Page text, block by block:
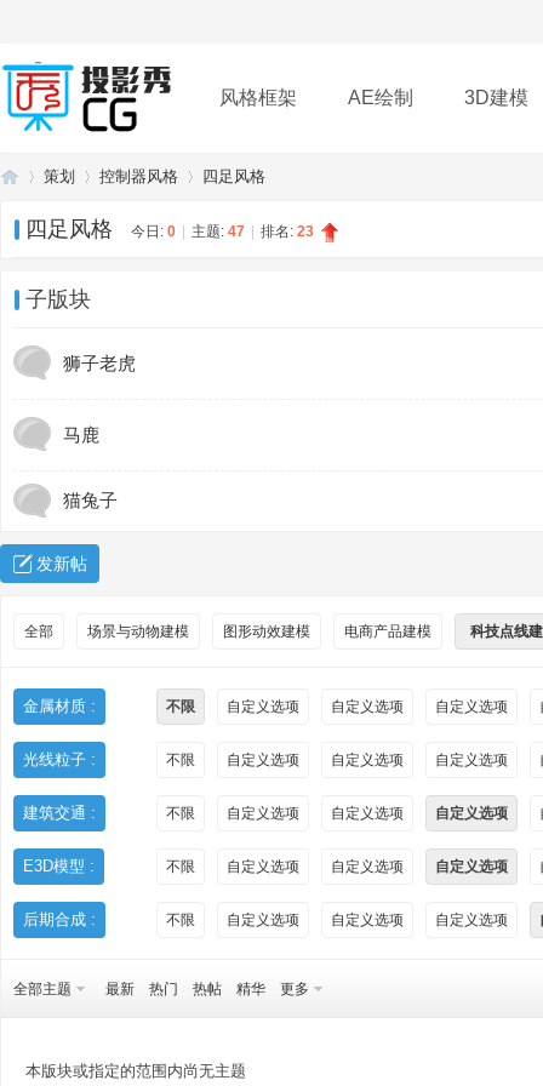
风格框架 AE绘制 3D建模
插件 帮助 下载
策划 控制器风格 四足风格
四足风格 今日: 0 主题: 47 排名: 23
子版块
狮子老虎
马鹿
猫兔子
发新帖
全部 场景与动物建模 图形动效建模 电商产品建模 科技点线
金属材质 : 不限 自定义选项 自定义选项 自定义选项
光线粒子 : 不限 自定义选项 自定义选项 自定义选项
建筑交通 : 不限 自定义选项 自定义选项 自定义选项
E3D模型 : 不限 自定义选项 自定义选项 自定义选项
后期合成 : 不限 自定义选项 自定义选项 自定义选项
全部主题 最新 热门 热帖 精华 更多
本版块或指定的范围内尚无主题